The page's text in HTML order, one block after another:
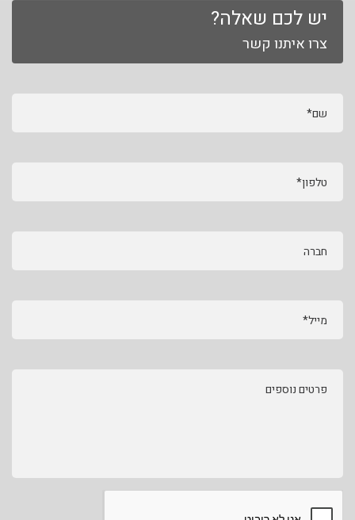
יש לכם שאלה?
צרו איתנו קשר
שם*
טלפון*
חברה
מייל*
פרטים נוספים